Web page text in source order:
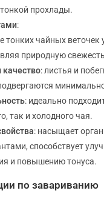
прохлады.
:
тонких чайных веточек
природную
: листья и
: идеально
так и холодного чая.
: насыщает
способствует
и повышению тонуса.
по завариванию